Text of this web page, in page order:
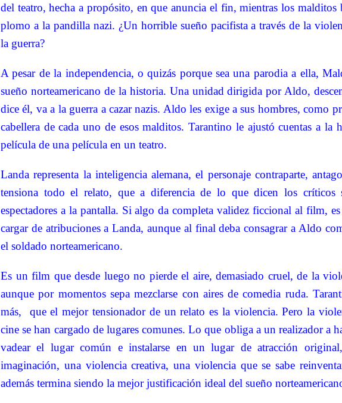
del teatro, hecha a propósito, en que anuncia el fin, mientras los malditos
plomo a la pandilla nazi. ¿Un horrible sueño pacifista a través de la
la guerra?
A pesar de la independencia, o quizás porque sea una parodia a ella,
sueño norteamericano de la historia. Una unidad dirigida por Aldo,
dice él, va a la guerra a cazar nazis. Aldo les exige a sus hombres, como
cabellera de cada uno de esos malditos. Tarantino le ajustó cuentas a la
película de una película en un teatro.
Landa representa la inteligencia alemana, el personaje contraparte,
tensiona todo el relato, que a diferencia de lo que dicen los críticos
espectadores a la pantalla. Si algo da completa validez ficcional al film,
cargar de atribuciones a Landa, aunque al final deba consagrar a Aldo
el soldado norteamericano.
Es un film que desde luego no pierde el aire, demasiado cruel, de la
aunque por momentos sepa mezclarse con aires de comedia ruda.
más,
que el mejor tensionador de un relato es la violencia. Pero la
cine se han cargado de lugares comunes. Lo que obliga a un realizador a
vadear el lugar común e instalarse en un lugar de atracción
imaginación, una violencia creativa, una violencia que se sabe
además termina siendo la mejor justificación ideal del sueño